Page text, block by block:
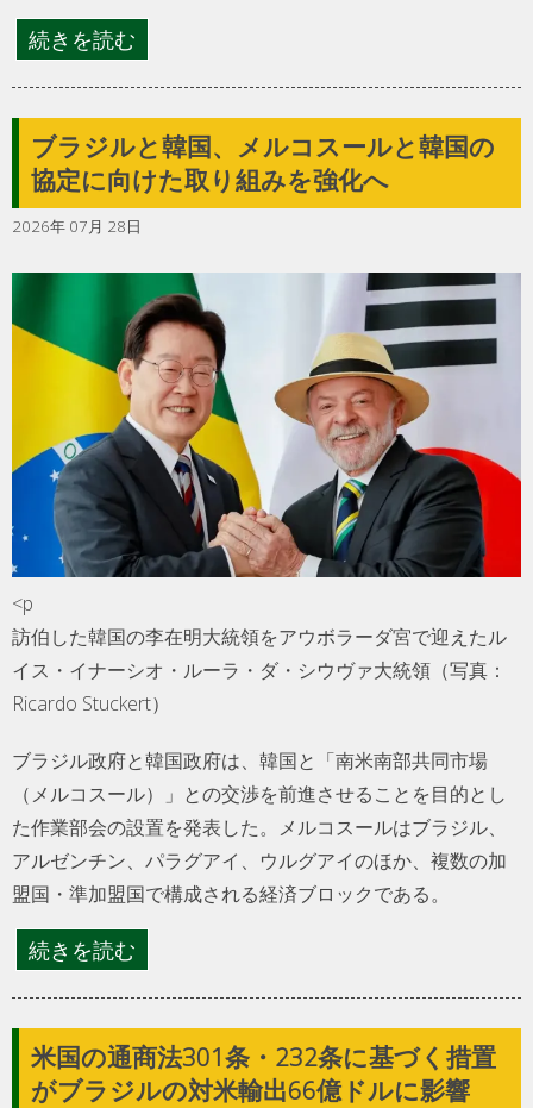
続きを読む
ブラジルと韓国、メルコスールと韓国の
協定に向けた取り組みを強化へ
2026年 07月 28日
<p
訪伯した韓国の李在明大統領をアウボラーダ宮で迎えたル
イス・イナーシオ・ルーラ・ダ・シウヴァ大統領（写真：
Ricardo Stuckert）
ブラジル政府と韓国政府は、韓国と「南米南部共同市場
（メルコスール）」との交渉を前進させることを目的とし
た作業部会の設置を発表した。メルコスールはブラジル、
アルゼンチン、パラグアイ、ウルグアイのほか、複数の加
盟国・準加盟国で構成される経済ブロックである。
続きを読む
米国の通商法301条・232条に基づく措置
がブラジルの対米輸出66億ドルに影響